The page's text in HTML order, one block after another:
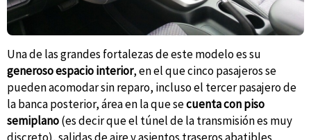
Una de las grandes fortalezas de este modelo es su
generoso espacio interior, en el que cinco pasajeros se
pueden acomodar sin reparo, incluso el tercer pasajero de
la banca posterior, área en la que secuenta con piso
semiplano(es decir que el túnel de la transmisión es muy